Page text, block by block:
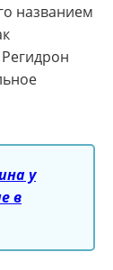
названием
у
в